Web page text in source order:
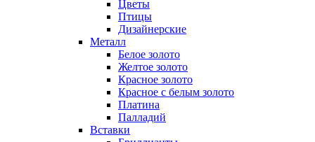
Цветы
Птицы
Дизайнерские
Металл
Белое золото
Желтое золото
Красное золото
Красное с белым золото
Платина
Палладий
Вставки